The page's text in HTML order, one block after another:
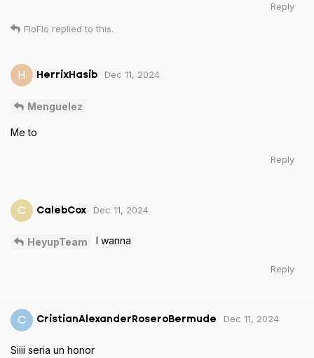
Reply
FloFlo replied to this.
H HerrixHasib Dec 11, 2024
Menguelez
Me to
Reply
C CalebCox Dec 11, 2024
HeyupTeam I wanna
Reply
C CristianAlexanderRoseroBermude Dec 11, 2024
Siiii seria un honor